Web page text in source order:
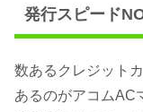
発行スピード
数あるクレジット
あるのがアコムAC